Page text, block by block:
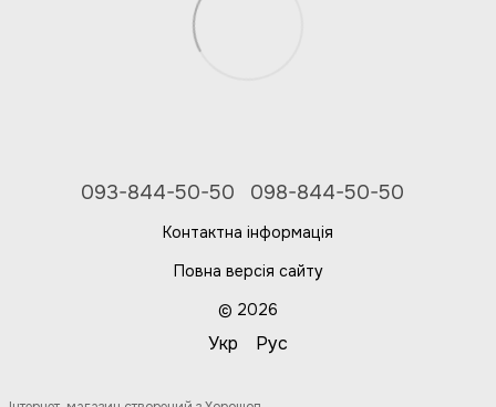
093-844-50-50 098-844-50-50
Контактна інформація
Повна версія сайту
© 2026
Укр Рус